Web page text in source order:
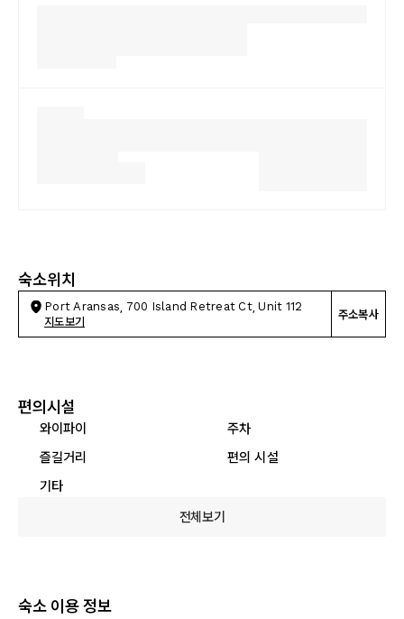
숙소위치
Port Aransas, 700 Island Retreat Ct, Unit 112
지도보기
주소복사
편의시설
와이파이
주차
즐길거리
편의 시설
기타
전체보기
숙소 이용 정보